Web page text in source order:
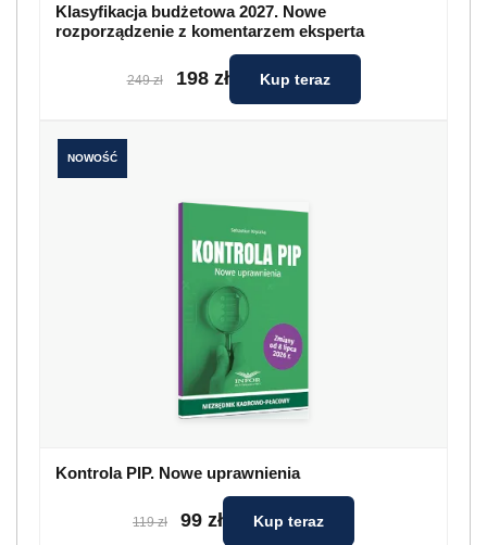
Klasyfikacja budżetowa 2027. Nowe
rozporządzenie z komentarzem eksperta
249 zł 198 zł Kup teraz
NOWOŚĆ
Kontrola PIP. Nowe uprawnienia
119 zł 99 zł Kup teraz